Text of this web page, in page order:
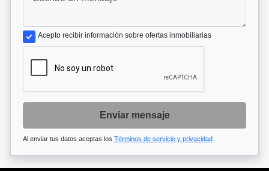
Acepto recibir información sobre ofertas inmobiliarias
Enviar mensaje
Al enviar tus datos aceptas los Términos de servicio y privacidad